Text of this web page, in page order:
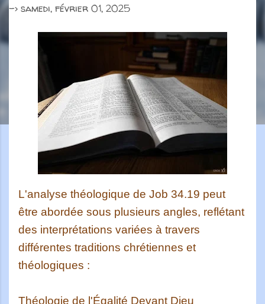
-> samedi, février 01, 2025
L'analyse théologique de Job 34.19 peut
être abordée sous plusieurs angles, reflétant
des interprétations variées à travers
différentes traditions chrétiennes et
théologiques :
Théologie de l'Égalité Devant Dieu